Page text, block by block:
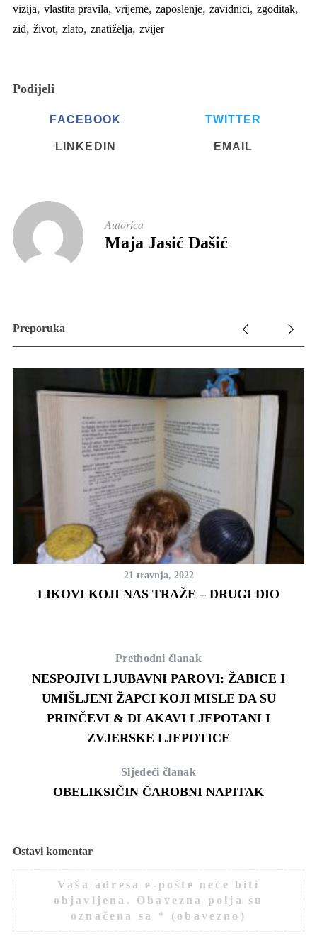
vizija, vlastita pravila, vrijeme, zaposlenje, zavidnici, zgoditak,
zid, život, zlato, znatiželja, zvijer
Podijeli
FACEBOOK TWITTER
LINKEDIN EMAIL
Autorica
Maja Jasić Dašić
Preporuka
21 travnja, 2022
LIKOVI KOJI NAS TRAŽE – DRUGI DIO
Prethodni članak
NESPOJIVI LJUBAVNI PAROVI: ŽABICE I
UMIŠLJENI ŽAPCI KOJI MISLE DA SU
PRINČEVI & DLAKAVI LJEPOTANI I
ZVJERSKE LJEPOTICE
Sljedeći članak
OBELIKSIČIN ČAROBNI NAPITAK
Ostavi komentar
Vaša adresa e-pošte neće biti
objavljena.
Obavezna polja su
označena sa * (obavezno)